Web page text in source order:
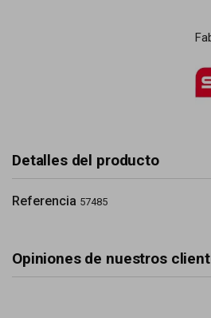
Detalles del producto
Referencia 57485
Opiniones de nuestros